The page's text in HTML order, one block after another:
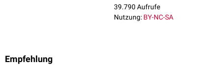
39.790 Aufrufe
Nutzung: BY-NC-SA
Empfehlung